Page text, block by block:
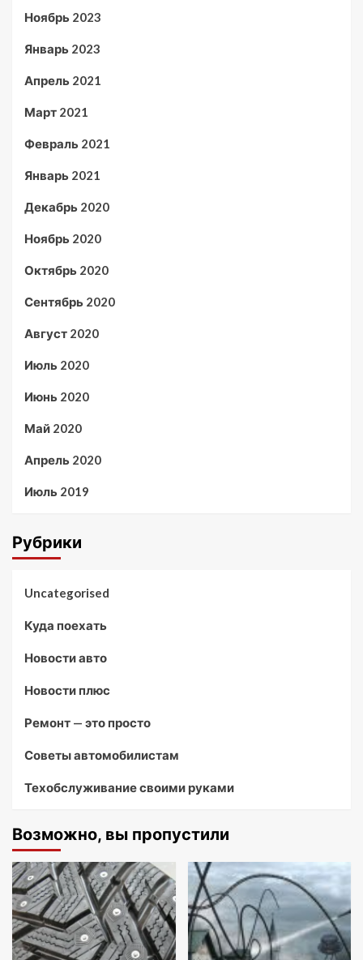
Ноябрь 2023
Январь 2023
Апрель 2021
Март 2021
Февраль 2021
Январь 2021
Декабрь 2020
Ноябрь 2020
Октябрь 2020
Сентябрь 2020
Август 2020
Июль 2020
Июнь 2020
Май 2020
Апрель 2020
Июль 2019
Рубрики
Uncategorised
Куда поехать
Новости авто
Новости плюс
Ремонт — это просто
Советы автомобилистам
Техобслуживание своими руками
Возможно, вы пропустили